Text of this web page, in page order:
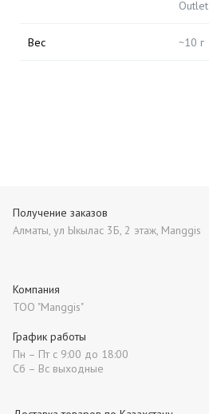
Outlet
Вес ~10 г
Получение заказов
Алматы, ул Ыкылас 3Б, 2 этаж, Manggis
Компания
ТОО "Manggis"
График работы
Пн – Пт с 9:00 до 18:00
Сб – Вс выходные